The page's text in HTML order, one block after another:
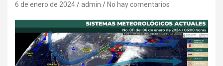
6 de enero de 2024 admin No hay comentarios